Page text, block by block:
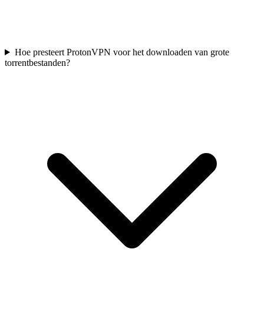
Hoe presteert ProtonVPN voor het downloaden van grote
torrentbestanden?